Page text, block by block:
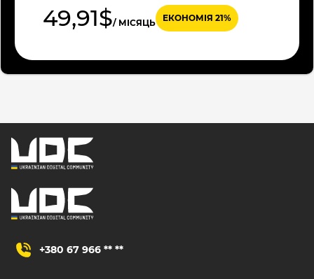
49,91$/ МІСЯЦЬ ЕКОНОМІЯ 21%
+380 67 966 ** **